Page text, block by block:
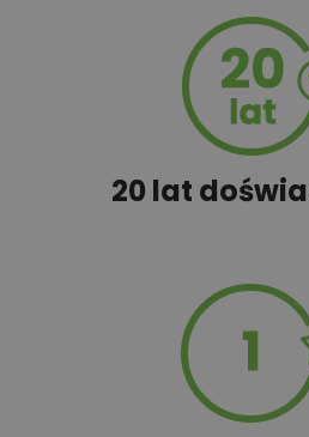
Wyceń adaptację
20 lat